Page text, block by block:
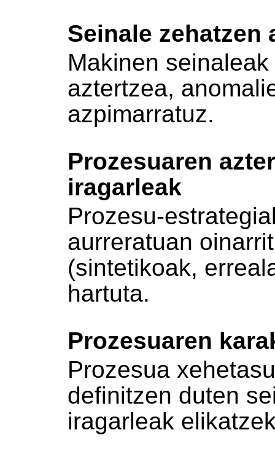
Seinale zehatzen
Makinen
aztertzea,
azpimarratuz.
Prozesuaren
iragarleak
Prozesu-
aurreratuan
(sintetikoak,
hartuta.
Prozesuaren
Prozesua
definitzen duten
iragarleak